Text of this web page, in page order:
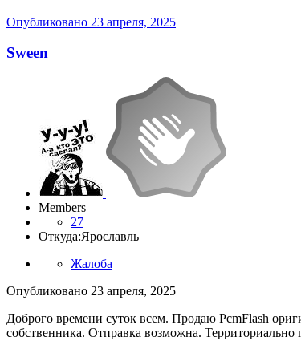
Опубликовано 23 апреля, 2025
Sween
Members
27
Откуда:Ярославль
Жалоба
Опубликовано 23 апреля, 2025
Доброго времени суток всем. Продаю PcmFlash
собственника. Отправка возможна. Территориально